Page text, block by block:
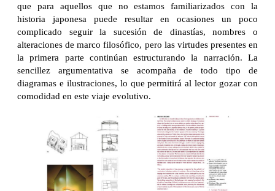
que para aquellos que no estamos familiarizados con la
historia japonesa puede resultar en ocasiones un poco
complicado seguir la sucesión de dinastías, nombres o
alteraciones de marco filosófico, pero las virtudes presentes en
la primera parte continúan estructurando la narración. La
sencillez argumentativa se acompaña de todo tipo de
diagramas e ilustraciones, lo que permitirá al lector gozar con
comodidad en este viaje evolutivo.